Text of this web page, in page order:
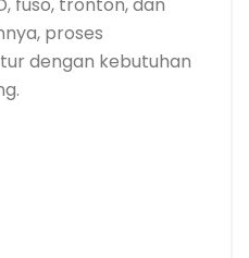
proses
dengan kebutuhan